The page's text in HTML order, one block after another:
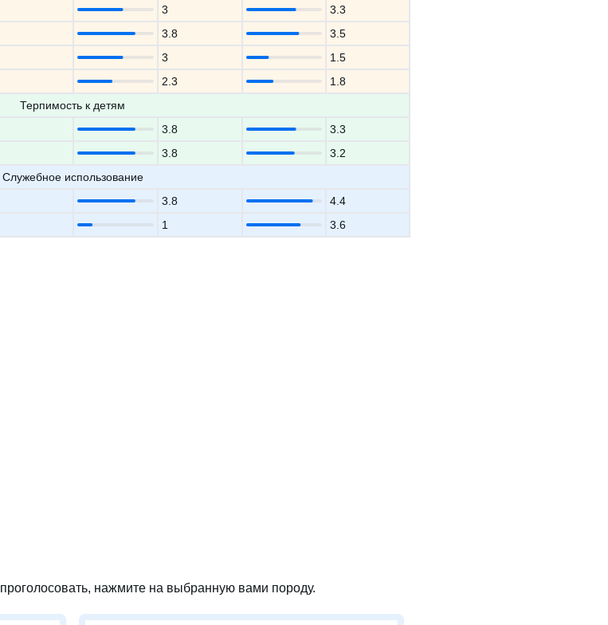
3
3.3
3.8
3.5
3
1.5
2.3
1.8
Терпимость к детям
3.8
3.3
3.8
3.2
Служебное использование
3.8
4.4
1 3.6
нажмите на выбранную вами породу.